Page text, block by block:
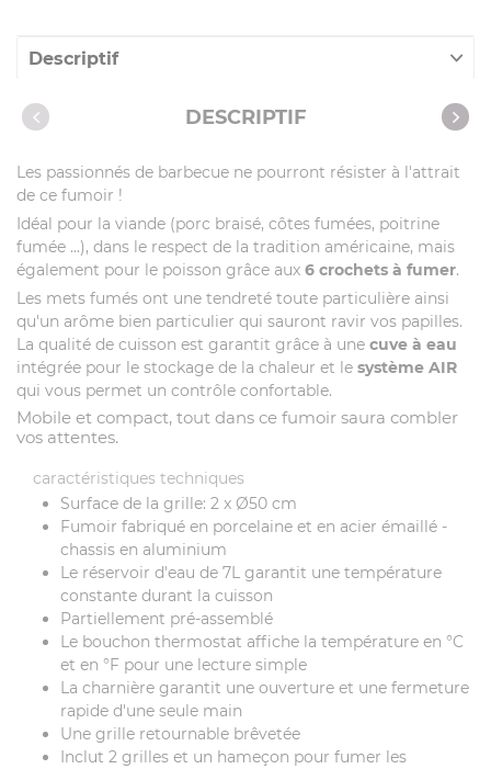
Descriptif
Caractéristiques DESCRIPTIF
Les passionnés de barbecue ne pourront résister à l'attrait
de ce fumoir !
Idéal pour la viande (porc braisé, côtes fumées, poitrine
fumée ...), dans le respect de la tradition américaine, mais
également pour le poisson grâce aux 6 crochets à fumer.
Les mets fumés ont une tendreté toute particulière ainsi
qu'un arôme bien particulier qui sauront ravir vos papilles.
La qualité de cuisson est garantit grâce à une cuve à eau
intégrée pour le stockage de la chaleur et le système AIR
qui vous permet un contrôle confortable.
Mobile et compact, tout dans ce fumoir saura combler
vos attentes.
caractéristiques techniques
Surface de la grille: 2 x Ø50 cm
Fumoir fabriqué en porcelaine et en acier émaillé -
chassis en aluminium
Le réservoir d'eau de 7L garantit une température
constante durant la cuisson
Partiellement pré-assemblé
Le bouchon thermostat affiche la température en °C
et en °F pour une lecture simple
La charnière garantit une ouverture et une fermeture
rapide d'une seule main
Une grille retournable brêvetée
Inclut 2 grilles et un hameçon pour fumer les